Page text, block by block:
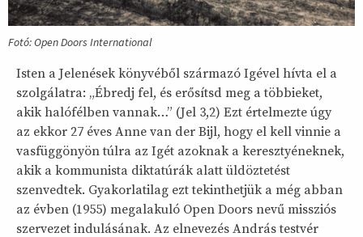
Fotó: Open Doors International
Isten a Jelenések könyvéből származó Igével hívta el a
szolgálatra: „Ébredj fel, és erősítsd meg a többieket,
akik halófélben vannak…” (Jel 3,2) Ezt értelmezte úgy
az ekkor 27 éves Anne van der Bijl, hogy el kell vinnie a
vasfüggönyön túlra az Igét azoknak a keresztyéneknek,
akik a kommunista diktatúrák alatt üldöztetést
szenvedtek. Gyakorlatilag ezt tekinthetjük a még abban
az évben (1955) megalakuló Open Doors nevű missziós
szervezet indulásának. Az elnevezés András testvér